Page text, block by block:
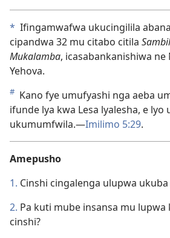
* Ifingamwafwa ukucingilila
cipandwa 32 mu citabo citila
Mukalamba, icasabankanishiwa ne
Yehova.
# Kano fye umufyashi nga aeba
ifunde lya kwa Lesa lyalesha, e lyo
ukumumfwila.—Imilimo 5:29.
Amepusho
1. Cinshi cingalenga ulupwa
2. Pa kuti mube insansa mu lupwa
cinshi?